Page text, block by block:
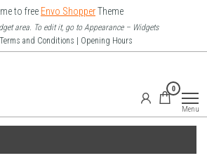
to free Envo ShopperTheme
area. To edit it, go to Appearance – Widgets
and Conditions | Opening Hours
0
Menu